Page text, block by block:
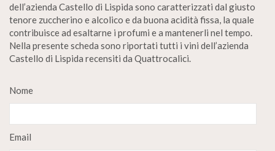
dell’azienda Castello di Lispida sono caratterizzati dal giusto
tenore zuccherino e alcolico e da buona acidità fissa, la quale
contribuisce ad esaltarne i profumi e a mantenerli nel tempo.
Nella presente scheda sono riportati tutti i vini dell’azienda
Castello di Lispida recensiti da Quattrocalici.
Nome
Email